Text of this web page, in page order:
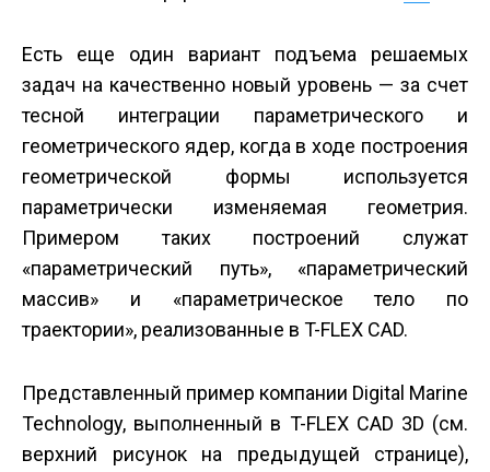
Есть еще один вариант подъема решаемых
задач на качественно новый уровень — за счет
тесной интеграции параметрического и
геометрического ядер, когда в ходе построения
геометрической формы используется
параметрически изменяемая геометрия.
Примером таких построений служат
«параметрический путь», «параметрический
массив» и «параметрическое тело по
траектории», реализованные в T-FLEX CAD.
Представленный пример компании Digital Marine
Technology, выполненный в T-FLEX CAD 3D (см.
верхний рисунок на предыдущей странице),